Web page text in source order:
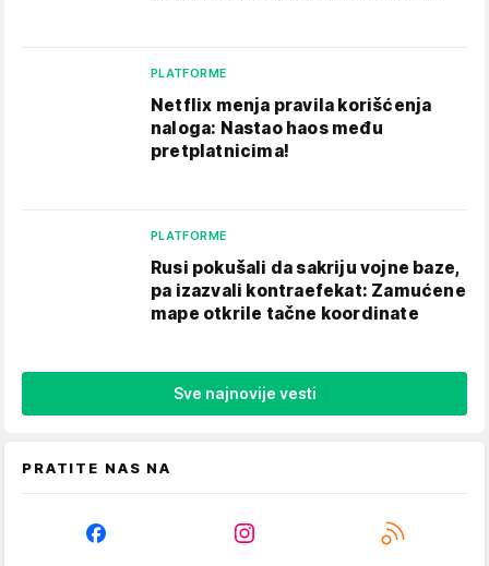
PLATFORME
Netflix menja pravila korišćenja
naloga: Nastao haos među
pretplatnicima!
PLATFORME
Rusi pokušali da sakriju vojne baze,
pa izazvali kontraefekat: Zamućene
mape otkrile tačne koordinate
Sve najnovije vesti
PRATITE NAS NA